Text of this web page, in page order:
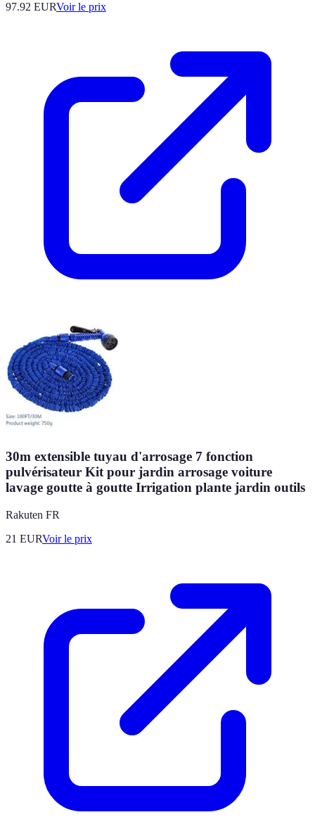
97.92 EURVoir le prix
30m extensible tuyau d'arrosage 7 fonction
pulvérisateur Kit pour jardin arrosage voiture
lavage goutte à goutte Irrigation plante jardin outils
Rakuten FR
21 EURVoir le prix